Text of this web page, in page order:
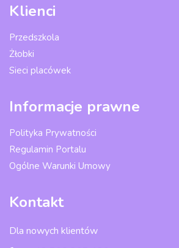
Klienci
Przedszkola
Żłobki
Sieci placówek
Informacje prawne
Polityka Prywatności
Regulamin Portalu
Ogólne Warunki Umowy
Kontakt
Dla nowych klientów